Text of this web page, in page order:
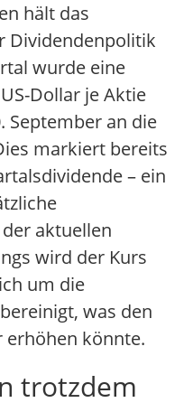
hält das
Dividendenpolitik
wurde eine
Dollar je Aktie
September an die
markiert bereits
– ein
aktuellen
wird der Kurs
um die
was den
könnte.
trotzdem